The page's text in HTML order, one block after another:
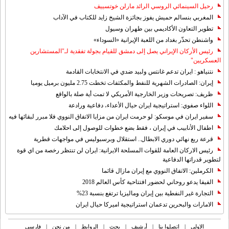
رحيل السينمائي الروسي الرائد مارلن خوتسييف
المغربي بنسالم حميش يفوز بجائزة الشيخ زايد للكتاب في الآداب
تطوير التعاون الأكاديمي بين طهران وسيول
واشنطن تحذّر بغداد من اللعبة الإيرانية «السوداء»
رئيس الأركان الإيراني يصل إلى دمشق للقيام بجولة تفقدية لـ"المستشارين
العسكريين"
نتنياهو : ايران تدعم غانتس ولبيد ضدي في الانتخابات القادمة
إيران: الصادرات الشهریة للنفط والمكثفات تخطت 2.75 مليون برميل يوميا
ظريف: تصريحات وزير الخارجية الأمريكي لا تمت أية صلة بالواقع
اللواء صفوي: استراتيجية ايران حيال الأعداء، دفاعية ورادعة
سفير ايران في موسكو: لو حرمت ايران من مزايا الاتفاق النووي فلا مبرر لبقائها فيه
اطفال الأنابيب في إيران ، فقط بضع خطوات للوصول إلى احلامك
قرعة ربع نهائي دوري الابطال.. استقلال وبرسبوليس في مواجهات قطرية
رئيس الاركان العامة للقوات المسلحة الايرانية: ايران لن تنتظر رخصة من اي قوة
لتطوير قدراتها الدفاعية
الكرملين: الاتفاق النووي مع إيران مازال قائما
الفيفا يدعو روحاني لحضور افتتاحية كأس العالم 2018
التجارة غیر النفطیة بین إیران ومالیزیا ترتفع بنسبة 23%
الامارات والبحرين تدعمان استراتيجية اميركا حيال ايران
الاولی | اتصلوا بنا | أرشیف | بحث | الروابط | من نحن | فارسی